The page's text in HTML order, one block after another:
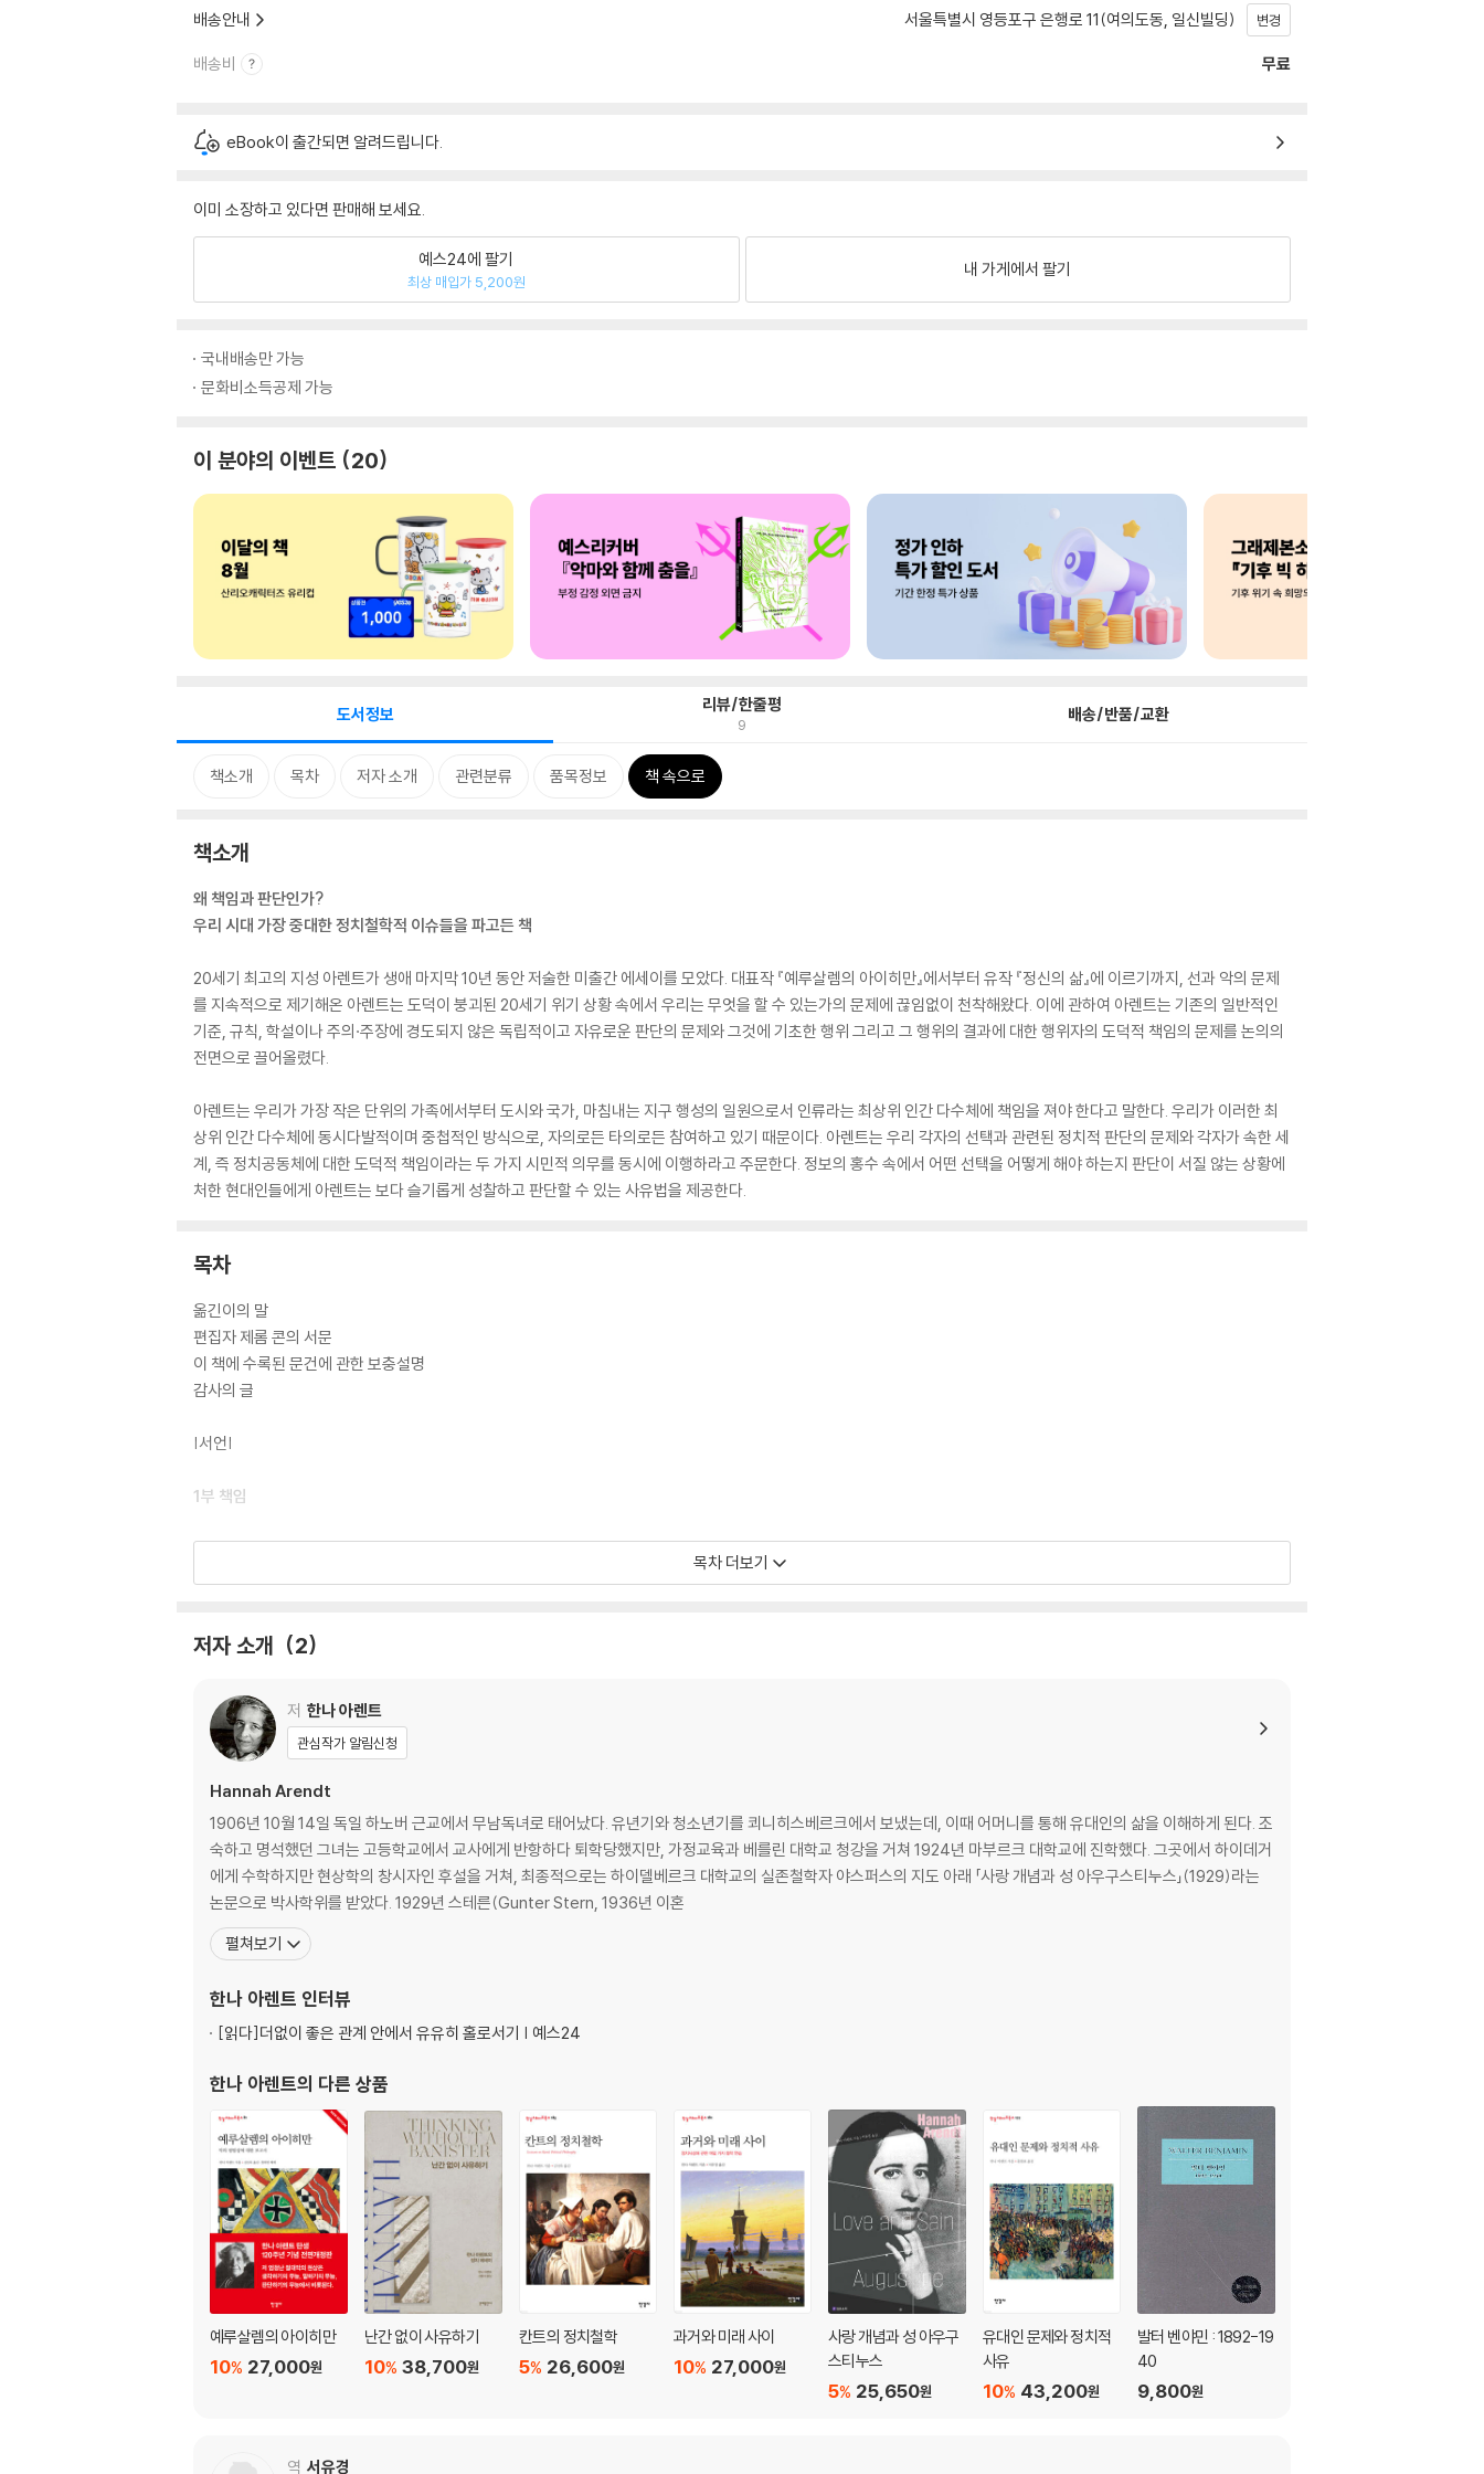
배송안내 서울특별시 영등포구 은행로 11(여의도동, 일신빌딩) 변경
배송비 무료
eBook이 출간되면 알려드립니다.
이미 소장하고 있다면 판매해 보세요.
예스24에 팔기
최상 매입가 5,200원
내 가게에서 팔기
국내배송만 가능
문화비소득공제 가능
이 분야의 이벤트 20
도서정보 리뷰/한줄평
9 배송/반품/교환
책소개 목차 저자 소개 관련분류 품목정보 책 속으로
책소개
왜 책임과 판단인가?
우리 시대 가장 중대한 정치철학적 이슈들을 파고든 책
20세기 최고의 지성 아렌트가 생애 마지막 10년 동안 저술한 미출간 에세이를 모았다. 대표작 『예루살렘의 아이히만』에서부터 유작 『정신의 삶』에 이르기까지, 선과 악의 문제
를 지속적으로 제기해온 아렌트는 도덕이 붕괴된 20세기 위기 상황 속에서 우리는 무엇을 할 수 있는가의 문제에 끊임없이 천착해왔다. 이에 관하여 아렌트는 기존의 일반적인
기준, 규칙, 학설이나 주의·주장에 경도되지 않은 독립적이고 자유로운 판단의 문제와 그것에 기초한 행위 그리고 그 행위의 결과에 대한 행위자의 도덕적 책임의 문제를 논의의
전면으로 끌어올렸다.
아렌트는 우리가 가장 작은 단위의 가족에서부터 도시와 국가, 마침내는 지구 행성의 일원으로서 인류라는 최상위 인간 다수체에 책임을 져야 한다고 말한다. 우리가 이러한 최
상위 인간 다수체에 동시다발적이며 중첩적인 방식으로, 자의로든 타의로든 참여하고 있기 때문이다. 아렌트는 우리 각자의 선택과 관련된 정치적 판단의 문제와 각자가 속한 세
계, 즉 정치공동체에 대한 도덕적 책임이라는 두 가지 시민적 의무를 동시에 이행하라고 주문한다. 정보의 홍수 속에서 어떤 선택을 어떻게 해야 하는지 판단이 서질 않는 상황에
처한 현대인들에게 아렌트는 보다 슬기롭게 성찰하고 판단할 수 있는 사유법을 제공한다.
목차
옮긴이의 말
편집자 제롬 콘의 서문
이 책에 수록된 문건에 관한 보충설명
감사의 글
|서언|
1부 책임
1장 독재 치하에서의 개인적 책임
5장 리틀록 사건에 관한 성찰
6장 [대리인]: 침묵한 죄?
7장 심판대에 오른 아우슈비츠
8장 자업자득
찾아보기
목차 더보기
저자 소개 2
저 한나 아렌트
관심작가 알림신청
Hannah Arendt
1906년 10월 14일 독일 하노버 근교에서 무남독녀로 태어났다. 유년기와 청소년기를 쾨니히스베르크에서 보냈는데, 이때 어머니를 통해 유대인의 삶을 이해하게 된다. 조
숙하고 명석했던 그녀는 고등학교에서 교사에게 반항하다 퇴학당했지만, 가정교육과 베를린 대학교 청강을 거쳐 1924년 마부르크 대학교에 진학했다. 그곳에서 하이데거
에게 수학하지만 현상학의 창시자인 후설을 거쳐, 최종적으로는 하이델베르크 대학교의 실존철학자 야스퍼스의 지도 아래 「사랑 개념과 성 아우구스티누스」(1929)라는
논문으로 박사학위를 받았다. 1929년 스테른(Gunter Stern, 1936년 이혼
펼쳐보기
한나 아렌트 인터뷰
[읽다]더없이 좋은 관계 안에서 유유히 홀로서기 | 예스24
한나 아렌트의 다른 상품
예루살렘의 아이히만
27,000원
10%
난간 없이 사유하기
38,700원
10%
칸트의 정치철학
26,600원
5%
과거와 미래 사이
27,000원
10%
사랑 개념과 성 아우구
스티누스
25,650원
5%
유대인 문제와 정치적
사유
43,200원
10%
발터 벤야민 : 1892-19
40
9,800원
역 서유경